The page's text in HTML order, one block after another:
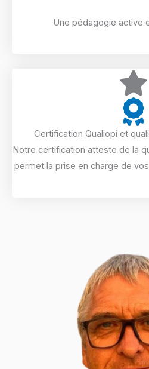
Une pédagogie active
Certification Qualiopi et
Notre certification atteste de la
permet la prise en charge de